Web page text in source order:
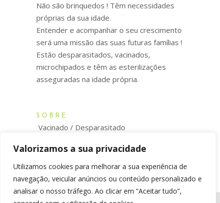
Valorizamos a sua privacidade
Utilizamos cookies para melhorar a sua experiência de
navegação, veicular anúncios ou conteúdo personalizado e
analisar o nosso tráfego. Ao clicar em “Aceitar tudo”,
Não são brinquedos ! Têm necessidades
próprias da sua idade.
Entender e acompanhar o seu crescimento
será uma missão das suas futuras famílias !
Estão desparasitados, vacinados,
microchipados e têm as esterilizações
asseguradas na idade própria.
SOBRE
Vacinado / Desparasitado
Microchip